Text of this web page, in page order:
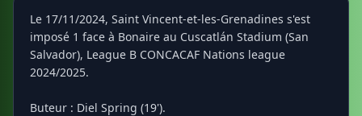
Le 17/11/2024, Saint Vincent-et-les-Grenadines s'est
imposé 1 face à Bonaire au Cuscatlán Stadium (San
Salvador), League B CONCACAF Nations league
2024/2025.
Buteur : Diel Spring (19').